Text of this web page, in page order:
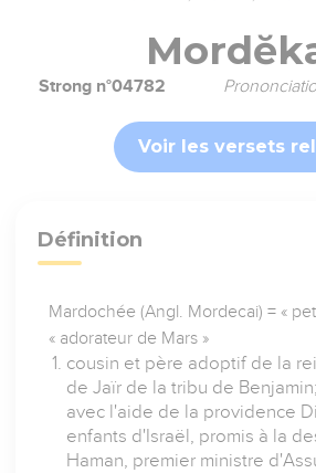
Strong n°04782
Voir les versets
Définition
Mardochée (Angl. Mordecai) = «
« adorateur de Mars »
cousin et père adoptif de la
de Jaïr de la tribu de
avec l'aide de la providence
enfants d'Israël, promis à la
Haman, premier ministre